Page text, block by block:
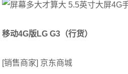
移动4G版LG G3（行货）
[销售商家] 京东商城